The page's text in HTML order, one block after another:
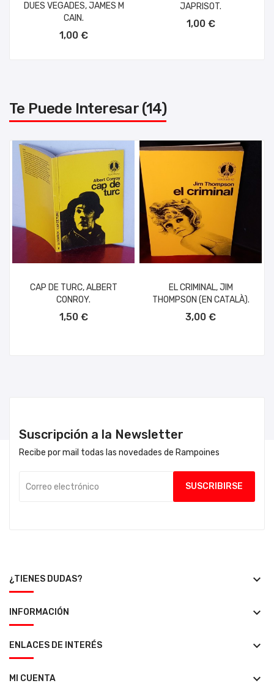
DUES VEGADES, JAMES M
CAIN.
1,00 €
JAPRISOT.
1,00 €
Te Puede Interesar (14)
CAP DE TURC, ALBERT
CONROY.
1,50 €
EL CRIMINAL, JIM
THOMPSON (EN CATALÀ).
3,00 €
Suscripción a la Newsletter
Recibe por mail todas las novedades de Rampoines
¿TIENES DUDAS? keyboard_arrow_down
INFORMACIÓN keyboard_arrow_down
ENLACES DE INTERÉS keyboard_arrow_down
MI CUENTA keyboard_arrow_down